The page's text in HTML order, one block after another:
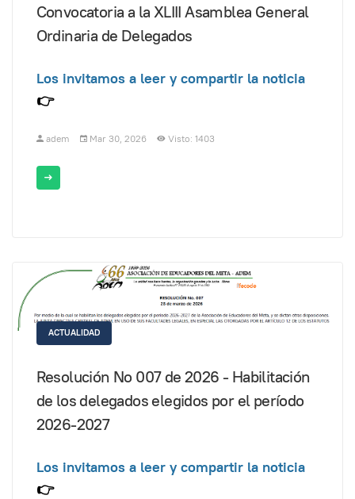
Convocatoria a la XLIII Asamblea General
Ordinaria de Delegados
Los invitamos a leer y compartir la noticia
👉
adem Mar 30, 2026 Visto: 1403
ACTUALIDAD
Resolución No 007 de 2026 - Habilitación
de los delegados elegidos por el período
2026-2027
Los invitamos a leer y compartir la noticia
👉